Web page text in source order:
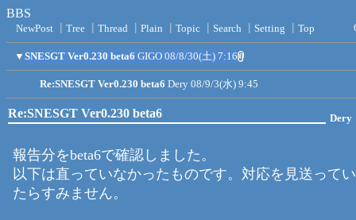
BBS
NewPost Tree Thread Plain Topic Search Setting Top
▼ SNESGT Ver0.230 beta6 GIGO 08/8/30(土) 7:16
Re:SNESGT Ver0.230 beta6 Dery 08/9/3(水) 9:45
Re:SNESGT Ver0.230 beta6 Dery
報告分をbeta6で確認しました。
以下は直っていなかったものです。対応を見送って
たらすみません。